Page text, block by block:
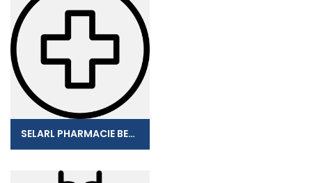
SELARL PHARMACIE BERTHELOT FRAN